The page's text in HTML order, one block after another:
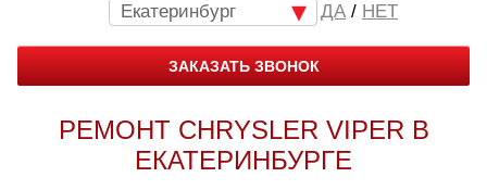
Екатеринбург / НЕТ
ЗАКАЗАТЬ ЗВОНОК
РЕМОНТ CHRYSLER VIPER В
ЕКАТЕРИНБУРГЕ